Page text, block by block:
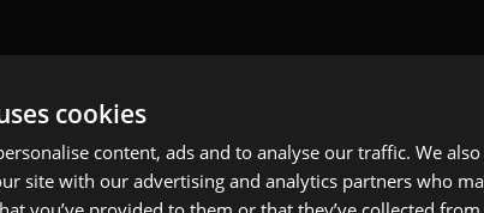
cookies
content, ads and to analyse our traffic. We
site with our advertising and analytics partners who